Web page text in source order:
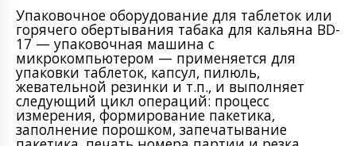
Упаковочное оборудование для таблеток или
горячего обертывания табака для кальяна BD-
17 — упаковочная машина с
микрокомпьютером — применяется для
упаковки таблеток, капсул, пилюль,
жевательной резинки и т.п., и выполняет
следующий цикл операций: процесс
измерения, формирование пакетика,
заполнение порошком, запечатывание